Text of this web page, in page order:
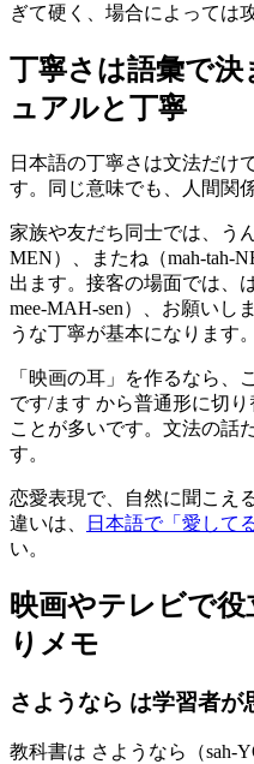
ぎて硬く、場合によっては
丁寧さは語彙で
ュアルと丁寧
日本語の丁寧さは文法だけ
す。同じ意味でも、人間関
家族や友だち同士では、う
MEN）、またね（mah-tah-
出ます。接客の場面では、
mee-MAH-sen）、お願いし
うな丁寧が基本になります。
「映画の耳」を作るなら、
です/ます から普通形に切
ことが多いです。文法の話
す。
恋愛表現で、自然に聞こえ
違いは、
日本語で「愛して
い。
映画やテレビで
りメモ
さようなら は学習者が
教科書は さようなら（sah-